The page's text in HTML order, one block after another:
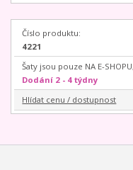
Číslo produktu:
4221
Šaty jsou pouze NA E-
Dodání 2 - 4 týdny
Hlídat cenu / dostupnost